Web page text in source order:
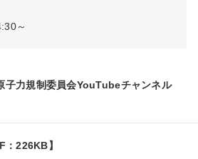
～
子力規制委員会YouTubeチャンネル
：226KB】